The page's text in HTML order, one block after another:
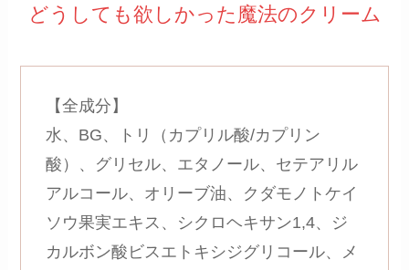
どうしても欲しかった魔法のクリーム
【全成分】
水、BG、トリ（カプリル酸/カプリン
酸）、グリセル、エタノール、セテアリル
アルコール、オリーブ油、クダモノトケイ
ソウ果実エキス、シクロヘキサン1,4、ジ
カルボン酸ビスエトキシジグリコール、メ